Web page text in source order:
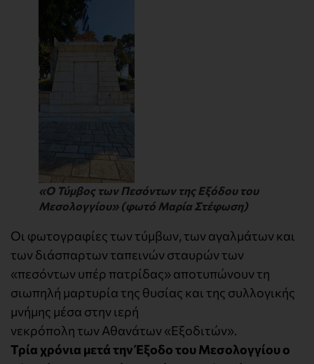
«Ο Τύμβος των Πεσόντων της Εξόδου του
Μεσολογγίου» (φωτό Μαρία Στέφωση)
Οι φωτογραφίες των τύμβων, των αγαλμάτων και
των διάσπαρτων ταπεινών σταυρών των
«πεσόντων υπέρ πατρίδας» αποτυπώνουν τη
σιωπηλή μαρτυρία της θυσίας και της συλλογικής
μνήμης μέσα στην ιερή
νεκρόπολη των Αθανάτων «Εξοδιτών».
Τρία χρόνια μετά την Έξοδο του Μεσολογγίου ο